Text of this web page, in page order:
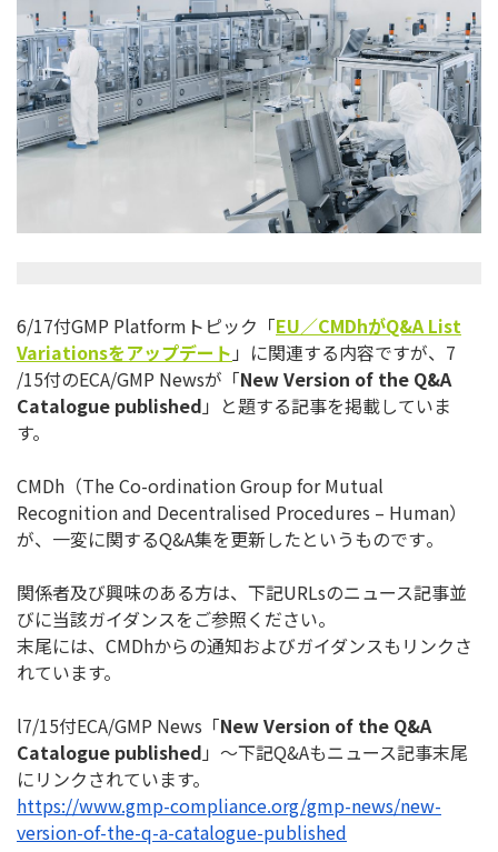
6/17付GMP Platformトピック「EU／CMDhがQ&A List
Variationsをアップデート 」に関連する内容ですが、7
/15付のECA/GMP Newsが「New Version of the Q&A
Catalogue published 」と題する記事を掲載していま
す。
CMDh（The Co-ordination Group for Mutual
Recognition and Decentralised Procedures – Human）
が、一変に関するQ&A集を更新したというものです。
関係者及び興味のある方は、下記URLsのニュース記事並
びに当該ガイダンスをご参照ください。
末尾には、CMDhからの通知およびガイダンスもリンクさ
れています。
l7/15付ECA/GMP News「New Version of the Q&A
Catalogue published 」～下記Q&Aもニュース記事末尾
にリンクされています。
https://www.gmp-compliance.org/gmp-news/new-
version-of-the-q-a-catalogue-published